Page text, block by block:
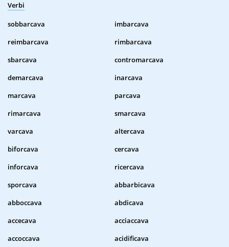
Verbi
sobbarcava
imbarcava
reimbarcava
rimbarcava
sbarcava
contromarcava
demarcava
inarcava
marcava
parcava
rimarcava
smarcava
varcava
altercava
biforcava
cercava
inforcava
ricercava
sporcava
abbarbicava
abboccava
abdicava
accecava
acciaccava
accoccava
acidificava